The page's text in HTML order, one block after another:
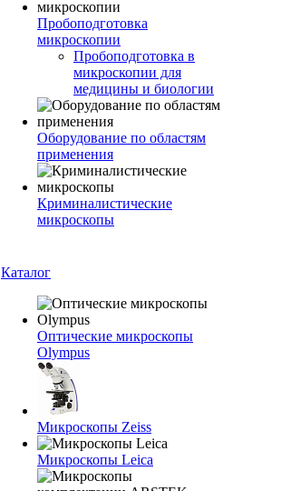
Пробоподготовка
микроскопии
Пробоподготовка в
микроскопии для
медицины и биологии
Оборудование по областям
применения
Криминалистические
микроскопы
Каталог
Оптические микроскопы
Olympus
Микроскопы Zeiss
Микроскопы Leica